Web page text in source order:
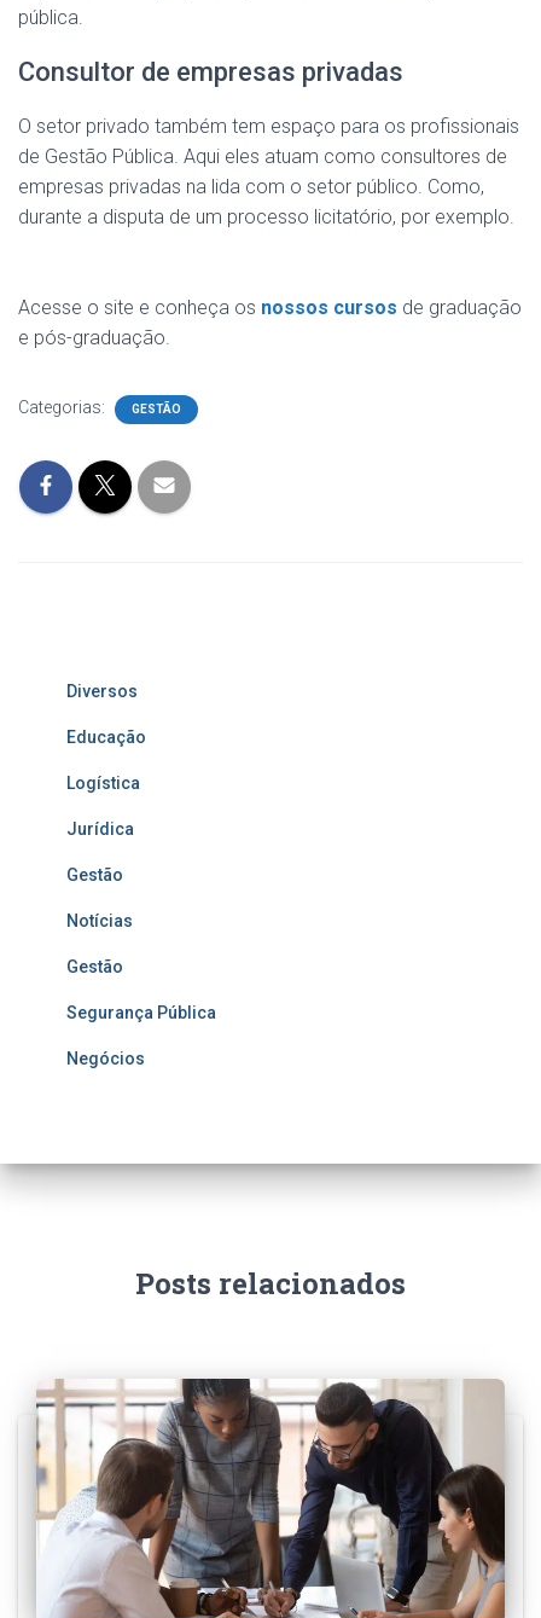
pública.
Consultor de empresas privadas
O setor privado também tem espaço para os profissionais
de Gestão Pública. Aqui eles atuam como consultores de
empresas privadas na lida com o setor público. Como,
durante a disputa de um processo licitatório, por exemplo.
Acesse o site e conheça os nossos cursos de graduação
e pós-graduação.
Categorias: GESTÃO
Diversos
Educação
Logística
Jurídica
Gestão
Notícias
Gestão
Segurança Pública
Negócios
Posts relacionados